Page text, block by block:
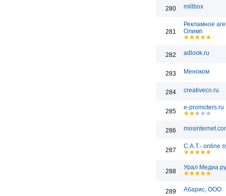
280 millbox
281
Рекламное
Олимп
282 adlook.ru
283 Меноком
284 creativeco.ru
285
e-promoters.ru
286
287
C.A.T.- online
288
Урал Медиа.ру
289 Абарис, ООО